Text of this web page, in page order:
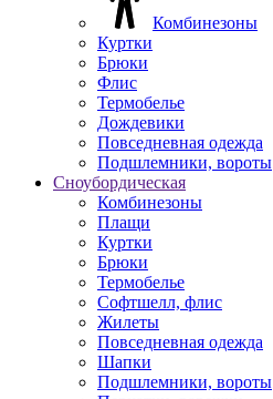
Комбинезоны
Куртки
Брюки
Флис
Термобелье
Дождевики
Повседневная одежда
Подшлемники, вороты
Сноубордическая
Комбинезоны
Плащи
Куртки
Брюки
Термобелье
Софтшелл, флис
Жилеты
Повседневная одежда
Шапки
Подшлемники, вороты